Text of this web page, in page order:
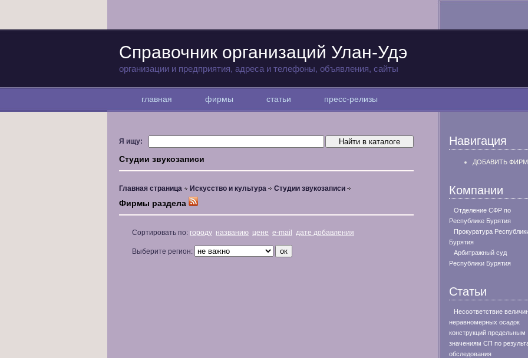
Справочник организаций Улан-Удэ
организации и предприятия, адреса и телефоны, объявления, сайты
главная фирмы статьи пресс-релизы
Я ищу:
Студии звукозаписи
Главная страница Искусство и культура Студии звукозаписи
Фирмы раздела
Сортировать по: городу названию цене e-mail дате добавления
Выберите регион:
Навигация
ДОБАВИТЬ
Компании
Отделение СФР по
Республике Бурятия
Прокуратура
Бурятия
Арбитражный суд
Республики Бурятия
Статьи
Несоответствие
неравномерных осадок
конструкций предельным
значениям СП по
обследования